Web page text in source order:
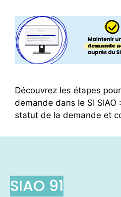
Découvrez les étapes
demande dans le SI SIAO
statut de la demande et
SIAO 91